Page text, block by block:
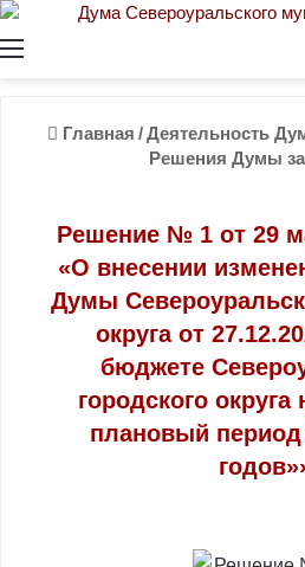
Главная /Деятельность
Решения Думы за
Решение № 1 от 29
«О внесении
Думы
округа от
бюджете
городского округа
плановый период